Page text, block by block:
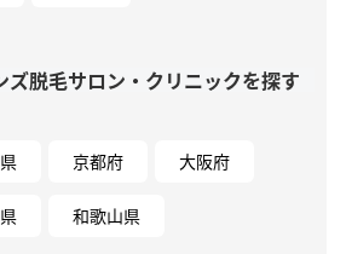
ズ脱毛サロン・クリニックを探す
京都府 大阪府
和歌山県